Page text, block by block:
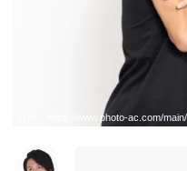
https://www.photo-ac.com/